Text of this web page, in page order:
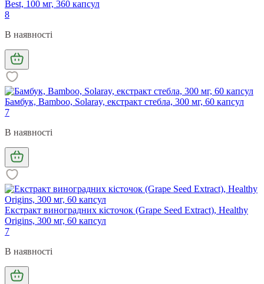
Best, 100 мг, 360 капсул
8
В наявності
Бамбук, Bamboo, Solaray, екстракт стебла, 300 мг, 60 капсул
7
В наявності
Екстракт виноградних кісточок (Grape Seed Extract), Healthy
Origins, 300 мг, 60 капсул
7
В наявності